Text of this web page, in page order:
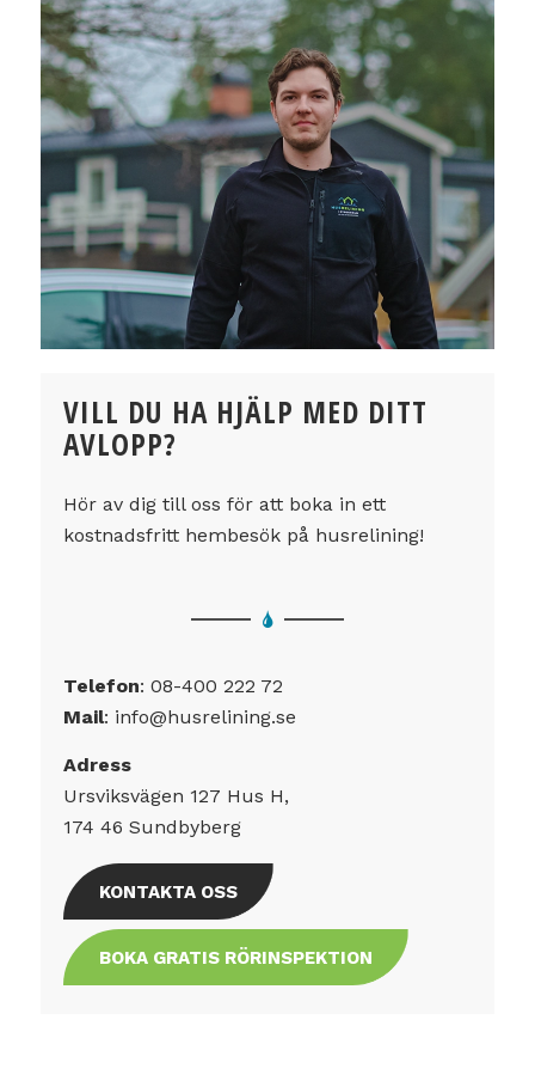
VILL DU HA HJÄLP MED DITT
AVLOPP?
Hör av dig till oss för att boka in ett
kostnadsfritt hembesök på husrelining!
Telefon: 08-400 222 72
Mail: info@husrelining.se
Adress
Ursviksvägen 127 Hus H,
174 46 Sundbyberg
KONTAKTA OSS
BOKA GRATIS RÖRINSPEKTION